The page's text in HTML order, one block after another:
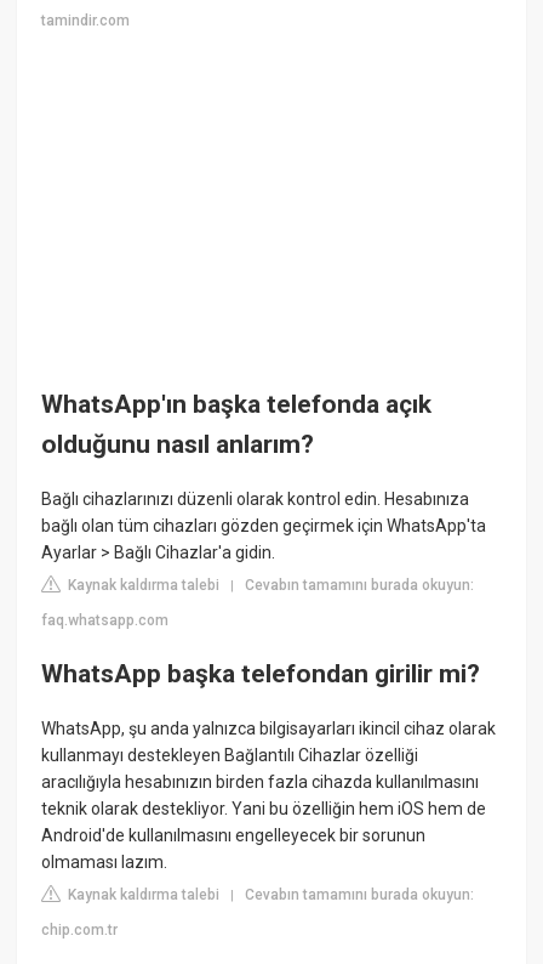
tamindir.com
WhatsApp'ın başka telefonda açık
olduğunu nasıl anlarım?
Bağlı cihazlarınızı düzenli olarak kontrol edin. Hesabınıza
bağlı olan tüm cihazları gözden geçirmek için WhatsApp'ta
Ayarlar > Bağlı Cihazlar'a gidin.
Kaynak kaldırma talebi |Cevabın tamamını burada okuyun:
faq.whatsapp.com
WhatsApp başka telefondan girilir mi?
WhatsApp, şu anda yalnızca bilgisayarları ikincil cihaz olarak
kullanmayı destekleyen Bağlantılı Cihazlar özelliği
aracılığıyla hesabınızın birden fazla cihazda kullanılmasını
teknik olarak destekliyor. Yani bu özelliğin hem iOS hem de
Android'de kullanılmasını engelleyecek bir sorunun
olmaması lazım.
Kaynak kaldırma talebi |Cevabın tamamını burada okuyun:
chip.com.tr